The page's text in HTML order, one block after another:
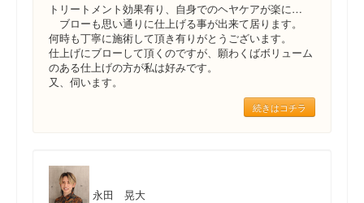
トリートメント効果有り、自身でのヘヤケアが楽に…
ブローも思い通りに仕上げる事が出来て居ります。
何時も丁寧に施術して頂き有りがとうございます。
仕上げにブローして頂くのですが、願わくばボリューム
のある仕上げの方が私は好みです。
又、伺います。
続きはコチラ
永田 晃大